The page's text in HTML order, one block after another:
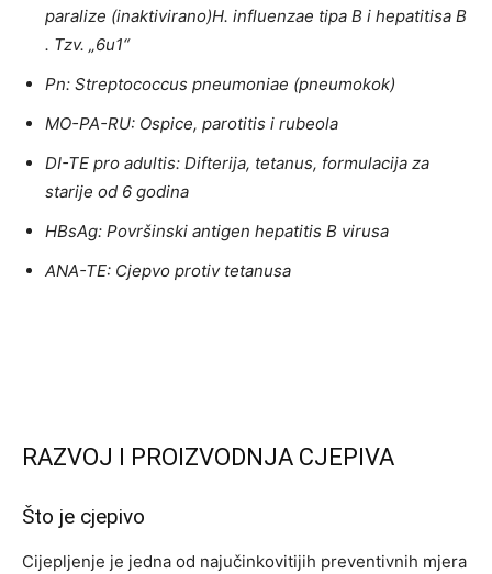
paralize (inaktivirano)H. influenzae tipa B i hepatitisa B
. Tzv. „6u1“
Pn: Streptococcus pneumoniae (pneumokok)
MO-PA-RU: Ospice, parotitis i rubeola
DI-TE pro adultis: Difterija, tetanus, formulacija za
starije od 6 godina
HBsAg: Površinski antigen hepatitis B virusa
ANA-TE: Cjepvo protiv tetanusa
RAZVOJ I PROIZVODNJA CJEPIVA
Što je cjepivo
Cijepljenje je jedna od najučinkovitijih preventivnih mjera